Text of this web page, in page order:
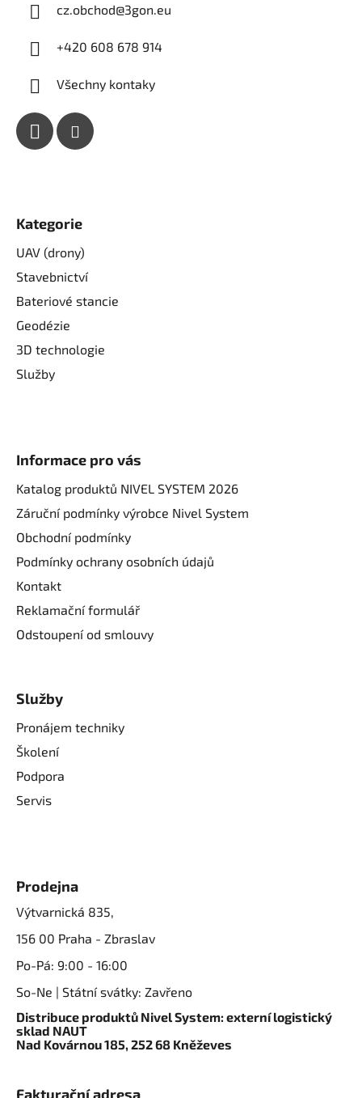
cz.obchod@3gon.eu
+420 608 678 914
Všechny kontaky
Kategorie
UAV (drony)
Stavebnictví
Bateriové stancie
Geodézie
3D technologie
Služby
Informace pro vás
Katalog produktů NIVEL SYSTEM 2026
Záruční podmínky výrobce Nivel System
Obchodní podmínky
Podmínky ochrany osobních údajů
Kontakt
Reklamační formulář
Odstoupení od smlouvy
Služby
Pronájem techniky
Školení
Podpora
Servis
Prodejna
Výtvarnická 835,
156 00 Praha - Zbraslav
Po-Pá: 9:00 - 16:00
So-Ne | Státní svátky: Zavřeno
Distribuce produktů Nivel System: externí logistický
sklad NAUT
Nad Kovárnou 185, 252 68 Kněževes
Fakturační adresa